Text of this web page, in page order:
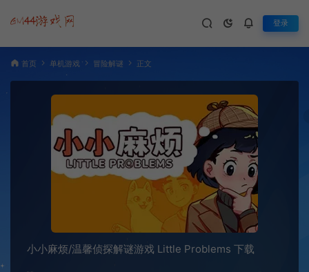
登录
首页 单机游戏 冒险解谜 正文
小小麻烦/温馨侦探解谜游戏 Little Problems 下载